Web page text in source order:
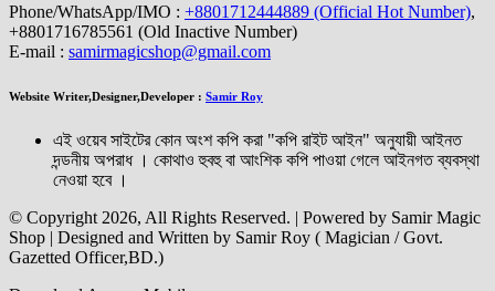
Phone/WhatsApp/IMO : +8801712444889 (Official Hot Number),
+8801716785561 (Old Inactive Number)
E-mail : samirmagicshop@gmail.com
Website Writer,Designer,Developer : Samir Roy
এই ওয়েব সাইটের কোন অংশ কপি করা "কপি রাইট আইন" অনুযায়ী আইনত
দন্ডনীয় অপরাধ । কোথাও হুবহু বা আংশিক কপি পাওয়া গেলে আইনগত ব্যবস্থা
নেওয়া হবে ।
© Copyright 2026, All Rights Reserved. | Powered by Samir Magic
Shop | Designed and Written by Samir Roy ( Magician / Govt.
Gazetted Officer,BD.)